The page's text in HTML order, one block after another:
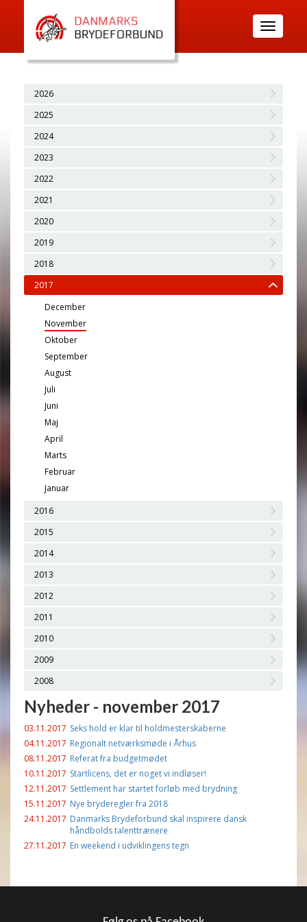
Toggle
navigation
2026
2025
2024
2023
2022
2021
2020
2019
2018
2017
December
November
Oktober
September
August
Juli
Juni
Maj
April
Marts
Februar
Januar
2016
2015
2014
2013
2012
2011
2010
2009
2008
Nyheder - november 2017
03.11.2017 Seks hold er klar til holdmesterskaberne
04.11.2017 Regionalt netværksmøde i Århus
08.11.2017 Referat fra budgetmødet
10.11.2017 Startlicens, det er noget vi indløser!
12.11.2017 Settlement har startet forløb med brydning
15.11.2017 Nye bryderegler fra 2018
24.11.2017 Danmarks Brydeforbund skal inspirere dansk
håndbolds talenttrænere
27.11.2017 En weekend i udviklingens tegn